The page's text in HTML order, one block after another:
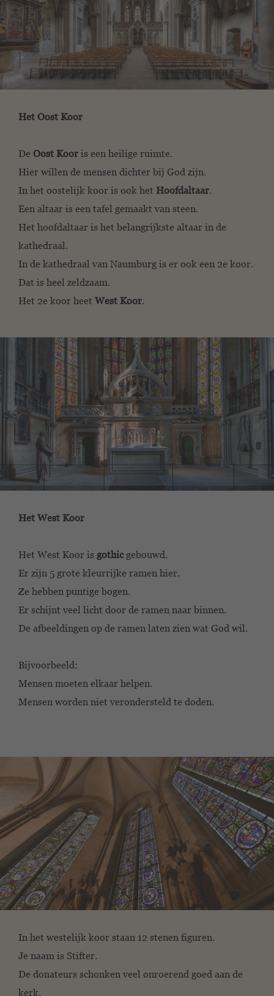
Het Oost Koor
De Oost Koor is een heilige ruimte.
Hier willen de mensen dichter bij God zijn.
In het oostelijk koor is ook het Hoofdaltaar.
Een altaar is een tafel gemaakt van steen.
Het hoofdaltaar is het belangrijkste altaar in de
kathedraal.
In de kathedraal van Naumburg is er ook een 2e koor.
Dat is heel zeldzaam.
Het 2e koor heet West Koor.
Het West Koor
Het West Koor is gothicgebouwd.
Er zijn 5 grote kleurrijke ramen hier.
Ze hebben puntige bogen.
Er schijnt veel licht door de ramen naar binnen.
De afbeeldingen op de ramen laten zien wat God wil.
Bijvoorbeeld:
Mensen moeten elkaar helpen.
Mensen worden niet verondersteld te doden.
In het westelijk koor staan 12 stenen figuren.
Je naam is Stifter.
De donateurs schonken veel onroerend goed aan de
kerk.